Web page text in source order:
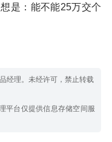
是：能不能25万交个
经理。未经许可，禁止转载
平台仅提供信息存储空间服